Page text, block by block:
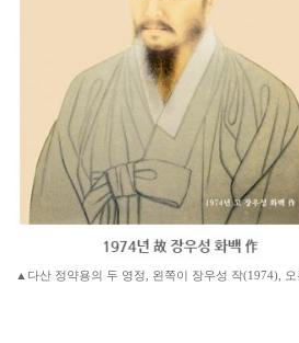
▲다산 정약용의 두 영정, 왼쪽이 장우성 작(1974), 오